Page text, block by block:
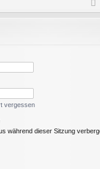
vergessen
während dieser Sitzung